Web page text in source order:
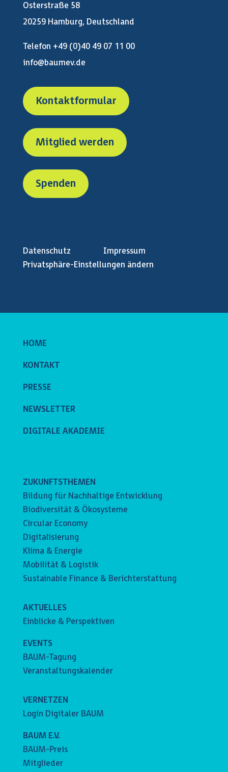
Osterstraße 58
20259 Hamburg, Deutschland
Telefon +49 (0)40 49 07 11 00
info@baumev.de
Kontaktformular
Mitglied werden
Spenden
Datenschutz
Impressum
Privatsphäre-Einstellungen ändern
HOME
KONTAKT
PRESSE
NEWSLETTER
DIGITALE AKADEMIE
ZUKUNFTSTHEMEN
Bildung für Nachhaltige Entwicklung
Biodiversität & Ökosysteme
Circular Economy
Digitalisierung
Klima & Energie
Mobilität & Logistik
Sustainable Finance & Berichterstattung
AKTUELLES
Einblicke & Perspektiven
EVENTS
BAUM-Tagung
Veranstaltungskalender
VERNETZEN
Login Digitaler BAUM
BAUM E.V.
BAUM-Preis
Mitglieder